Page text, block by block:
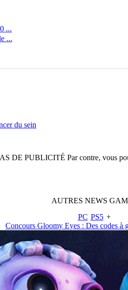
...
...
du sein
DE PUBLICITÉ Par contre, vous
AUTRES NEWS
PC PS5 +
Concours Gloomy Eyes : Des codes à